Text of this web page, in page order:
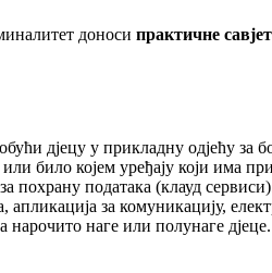
доноси практичне
дјецу у прикладну одјећу
било којем уређају који има
похрану података (клауд
за комуникацију,
нарочито наге или полунаге дјеце.